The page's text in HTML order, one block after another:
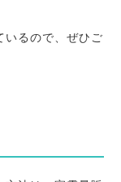
いるので、ぜひご